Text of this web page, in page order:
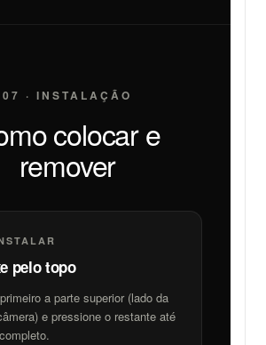
07 · INSTALAÇÃO
colocar e
remover
pelo topo
a parte superior (lado da
e pressione o restante até